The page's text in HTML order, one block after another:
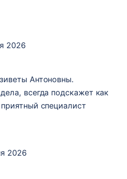
2026
Антоновны.
всегда подскажет как
специалист
2026